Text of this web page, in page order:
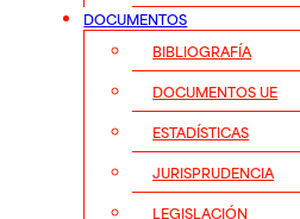
DOCUMENTOS
BIBLIOGRAFÍA
DOCUMENTOS UE
ESTADÍSTICAS
JURISPRUDENCIA
LEGISLACIÓN